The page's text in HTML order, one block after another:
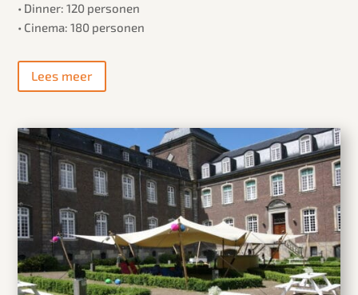
• Dinner: 120 personen
• Cinema: 180 personen
Lees meer